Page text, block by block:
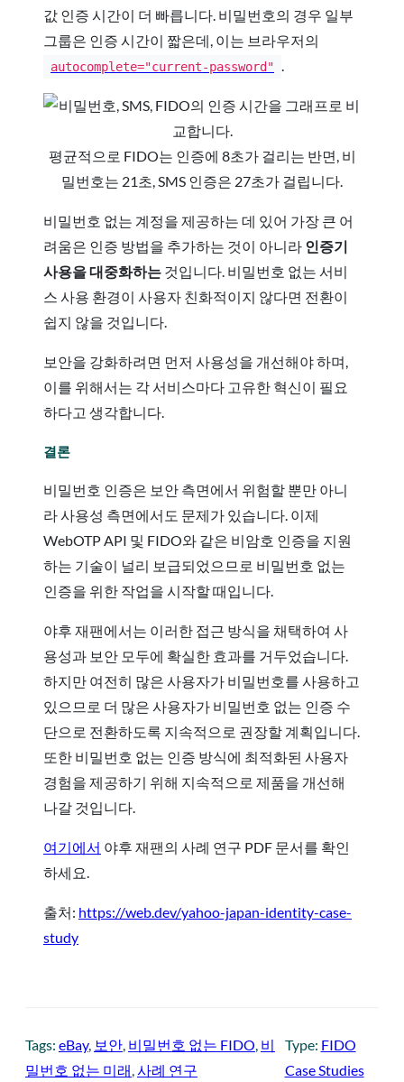
값 인증 시간이 더 빠릅니다. 비밀번호의 경우 일부
그룹은 인증 시간이 짧은데, 이는 브라우저의
autocomplete="current-password" .
평균적으로 FIDO는 인증에 8초가 걸리는 반면, 비
밀번호는 21초, SMS 인증은 27초가 걸립니다.
비밀번호 없는 계정을 제공하는 데 있어 가장 큰 어
려움은 인증 방법을 추가하는 것이 아니라 인증기
사용을 대중화하는 것입니다. 비밀번호 없는 서비
스 사용 환경이 사용자 친화적이지 않다면 전환이
쉽지 않을 것입니다.
보안을 강화하려면 먼저 사용성을 개선해야 하며,
이를 위해서는 각 서비스마다 고유한 혁신이 필요
하다고 생각합니다.
결론
비밀번호 인증은 보안 측면에서 위험할 뿐만 아니
라 사용성 측면에서도 문제가 있습니다. 이제
WebOTP API 및 FIDO와 같은 비암호 인증을 지원
하는 기술이 널리 보급되었으므로 비밀번호 없는
인증을 위한 작업을 시작할 때입니다.
야후 재팬에서는 이러한 접근 방식을 채택하여 사
용성과 보안 모두에 확실한 효과를 거두었습니다.
하지만 여전히 많은 사용자가 비밀번호를 사용하고
있으므로 더 많은 사용자가 비밀번호 없는 인증 수
단으로 전환하도록 지속적으로 권장할 계획입니다.
또한 비밀번호 없는 인증 방식에 최적화된 사용자
경험을 제공하기 위해 지속적으로 제품을 개선해
나갈 것입니다.
여기에서 야후 재팬의 사례 연구 PDF 문서를 확인
하세요.
출처: https://web.dev/yahoo-japan-identity-case-
study
Tags: eBay, 보안, 비밀번호 없는 FIDO, 비
밀번호 없는 미래, 사례 연구
Type: FIDO
Case Studies